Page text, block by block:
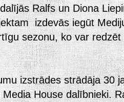
Ralfs un Diona
izdevās iegūt
sezonu, ko var
izstrādes strādāja 30
House dalībnieki.